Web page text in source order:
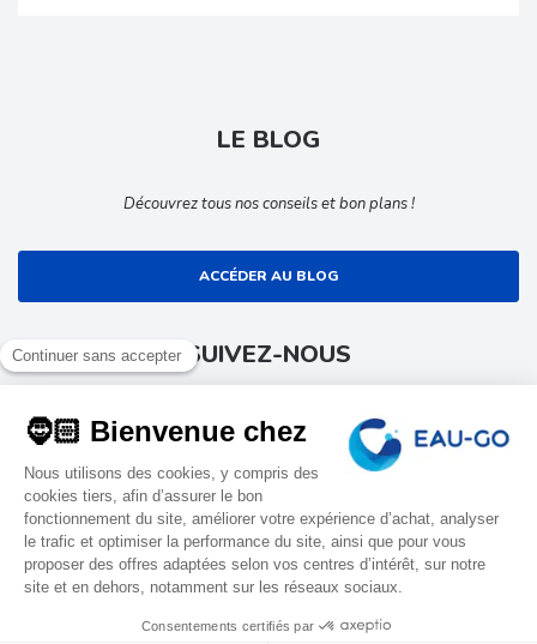
LE BLOG
Découvrez tous nos conseils et bon plans !
ACCÉDER AU BLOG
SUIVEZ-NOUS
Suivez toute l’actualité EAU-GO